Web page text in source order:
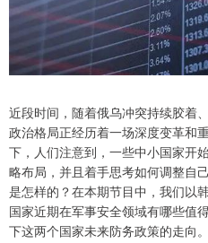
近段时间，随着俄乌冲突持续胶着
政治格局正经历着一场深度变革和
下，人们注意到，一些中小国家开
略布局，并且着手思考如何调整自
是怎样的？在本期节目中，我们以
国家近期在军事安全领域有哪些值
下这两个国家未来防务政策的走向。